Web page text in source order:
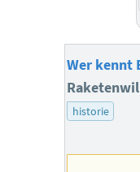
Wer kennt
historie